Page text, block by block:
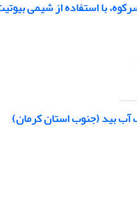
با استفاده از شیمی
آب بید (جنوب استان کرمان)